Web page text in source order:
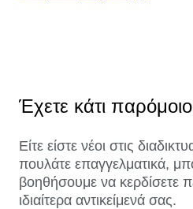
Έχετε κάτι
Είτε είστε νέοι στις
πουλάτε επαγγελματικά,
βοηθήσουμε να κερδίσετε
ιδιαίτερα αντικείμενά σας.